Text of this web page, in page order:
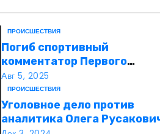
ПРОИСШЕСТВИЯ
Погиб спортивный
комментатор Первого
Александр Гришин
Авг 5, 2025
ПРОИСШЕСТВИЯ
Уголовное дело против
аналитика Олега